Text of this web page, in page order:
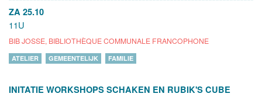
ZA 25.10
11U
BIB JOSSE, BIBLIOTHÈQUE COMMUNALE FRANCOPHONE
ATELIER GEMEENTELIJK FAMILIE
INITATIE WORKSHOPS SCHAKEN EN RUBIK'S CUBE